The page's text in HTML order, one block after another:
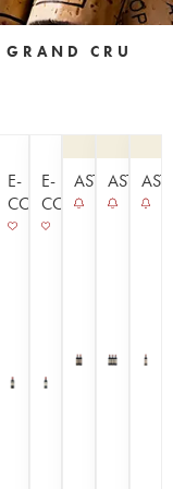
CRU
E-
COMMERCE
E-
COMMERCE
ASTAASTA